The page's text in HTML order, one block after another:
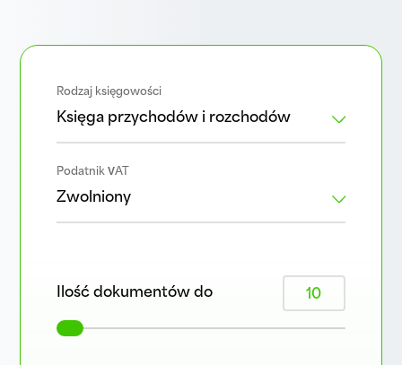
Rodzaj księgowości
Podatnik VAT
Ilość dokumentów do 10